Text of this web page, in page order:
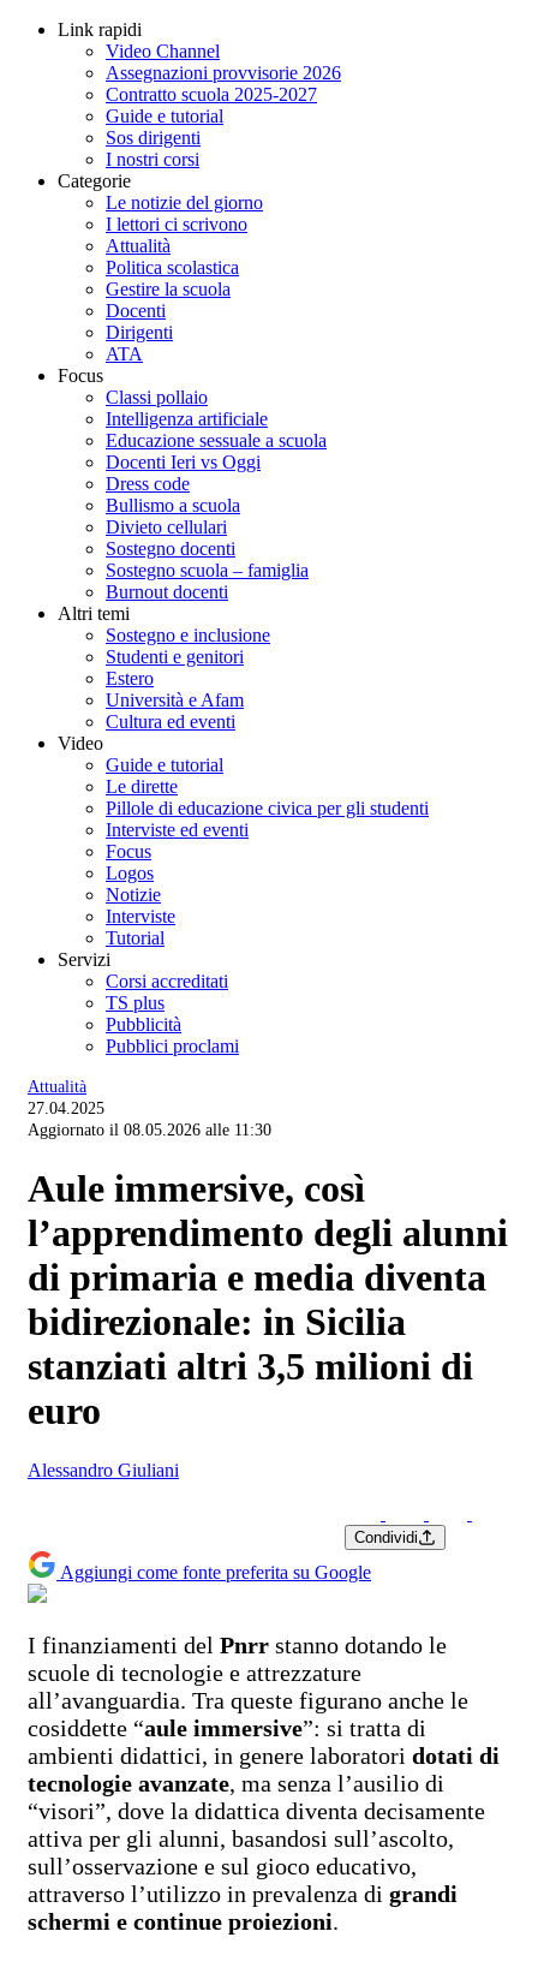
Link rapidi
Video Channel
Assegnazioni provvisorie 2026
Contratto scuola 2025-2027
Guide e tutorial
Sos dirigenti
I nostri corsi
Categorie
Le notizie del giorno
I lettori ci scrivono
Attualità
Politica scolastica
Gestire la scuola
Docenti
Dirigenti
ATA
Focus
Classi pollaio
Intelligenza artificiale
Educazione sessuale a scuola
Docenti Ieri vs Oggi
Dress code
Bullismo a scuola
Divieto cellulari
Sostegno docenti
Sostegno scuola – famiglia
Burnout docenti
Altri temi
Sostegno e inclusione
Studenti e genitori
Estero
Università e Afam
Cultura ed eventi
Video
Guide e tutorial
Le dirette
Pillole di educazione civica per gli studenti
Interviste ed eventi
Focus
Logos
Notizie
Interviste
Tutorial
Servizi
Corsi accreditati
TS plus
Pubblicità
Pubblici proclami
Attualità
27.04.2025
Aggiornato il 08.05.2026 alle 11:30
Aule immersive, così
l’apprendimento degli alunni
di primaria e media diventa
bidirezionale: in Sicilia
stanziati altri 3,5 milioni di
euro
Alessandro Giuliani
Condividi
Aggiungi come fonte preferita su Google
I finanziamenti del Pnrr stanno dotando le
scuole di tecnologie e attrezzature
all’avanguardia. Tra queste figurano anche le
cosiddette “aule immersive”: si tratta di
ambienti didattici, in genere laboratori dotati di
tecnologie avanzate, ma senza l’ausilio di
“visori”, dove la didattica diventa decisamente
attiva per gli alunni, basandosi sull’ascolto,
sull’osservazione e sul gioco educativo,
attraverso l’utilizzo in prevalenza di grandi
schermi e continue proiezioni.